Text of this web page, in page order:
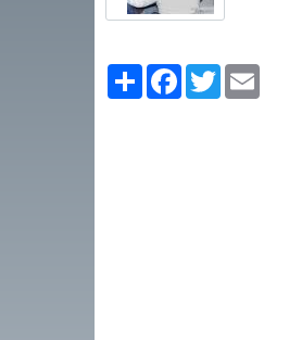
PartagerFacebook
Twitter